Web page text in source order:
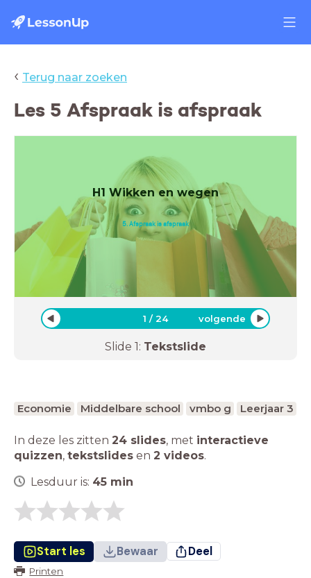
‹ Terug naar zoeken
Les 5 Afspraak is afspraak
H1 Wikken en wegen
5. Afspraak is afspraak
1 /24 volgende
Slide 1: Tekstslide
Economie Middelbare school vmbo g Leerjaar 3
In deze les zitten 24 slides, met interactieve
quizzen, tekstslides en 2 videos.
Lesduur is: 45 min
Start les Bewaar Deel
Printen